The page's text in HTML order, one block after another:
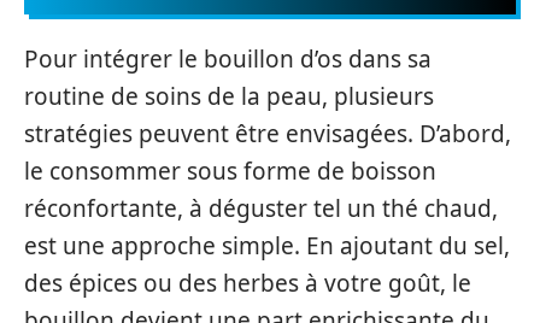
Pour intégrer le bouillon d’os dans sa
routine de soins de la peau, plusieurs
stratégies peuvent être envisagées. D’abord,
le consommer sous forme de boisson
réconfortante, à déguster tel un thé chaud,
est une approche simple. En ajoutant du sel,
des épices ou des herbes à votre goût, le